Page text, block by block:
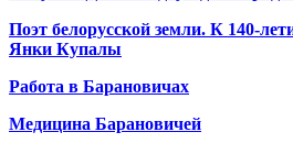
Поэт белорусской земли. К 140-
Янки Купалы
Работа в Барановичах
Медицина Барановичей